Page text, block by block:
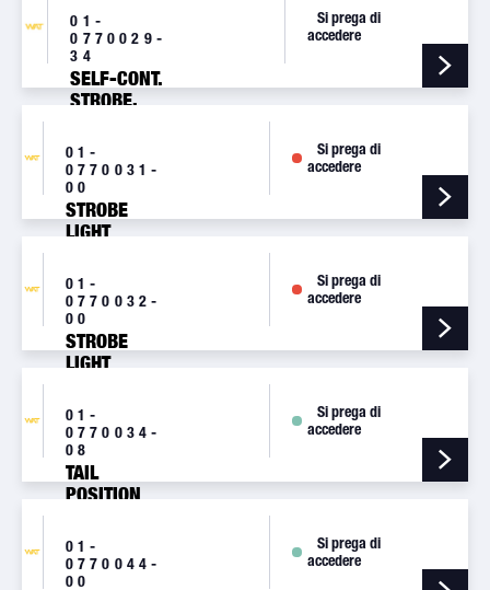
14/28V
[HDACF]
01-
0770029-
34
SELF-CONT.
STROBE,
RFI
SHIELDED
Si prega di
accedere
01-
0770031-
00
STROBE
LIGHT
[A430]
Si prega di
accedere
01-
0770032-
00
STROBE
LIGHT
[A450]
Si prega di
accedere
01-
0770034-
08
TAIL
POSITION
[7003408]
Si prega di
accedere
01-
0770044-
00
Si prega di
accedere